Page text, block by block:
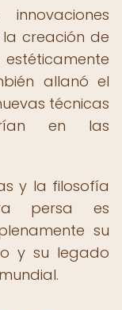
creación de
allanó el
técnicas
en las
y la filosofía
persa es
su
y su legado